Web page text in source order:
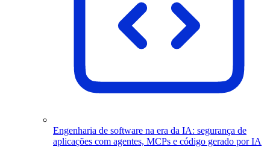
Engenharia de software na era da IA: segurança de
aplicações com agentes, MCPs e código gerado por IA